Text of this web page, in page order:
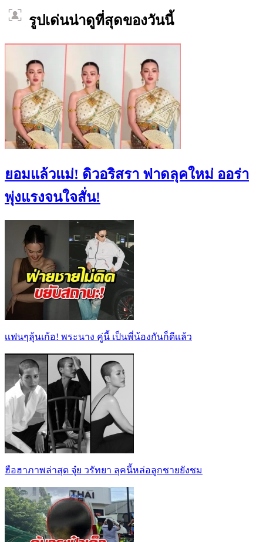
รูปเด่นน่าดูที่สุดของวันนี้
ยอมแล้วแม่! ดิวอริสรา ฟาดลุคใหม่ ออร่า
พุ่งแรงจนใจสั่น!
เเฟนๆลุ้นเก้อ! พระนาง คู่นี้ เป็นพี่น้องกันก็ดีเเล้ว
ฮือฮาภาพล่าสุด จุ๋ย วรัทยา ลุคนี้หล่อลูกชายยังชม